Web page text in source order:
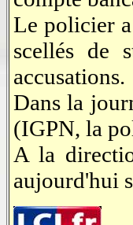
Le policier
scellés de
accusations.
Dans la
(IGPN, la
A la
aujourd'hui